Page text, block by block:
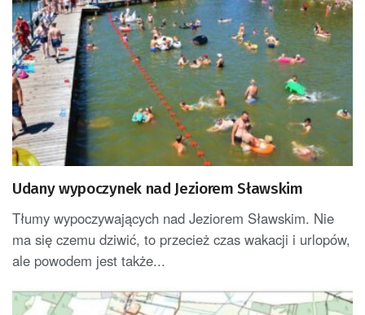
Udany wypoczynek nad Jeziorem Sławskim
Tłumy wypoczywających nad Jeziorem Sławskim. Nie
ma się czemu dziwić, to przecież czas wakacji i urlopów,
ale powodem jest także...